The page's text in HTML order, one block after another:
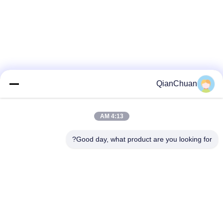
QianChuan
4:13 AM
Good day, what product are you looking for?